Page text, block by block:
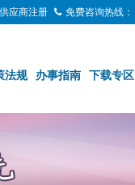
供应商注册 免费咨询热线：
法规 办事指南 下载专区